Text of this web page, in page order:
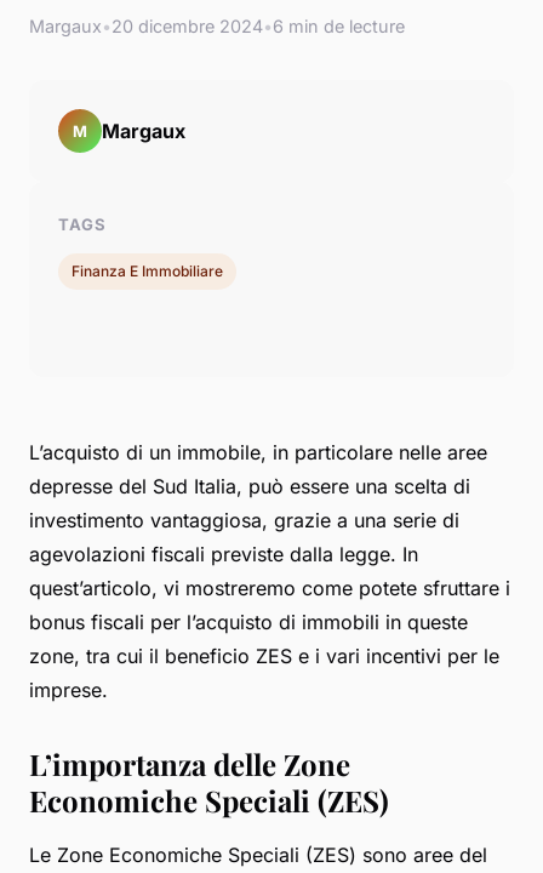
Margaux•20 dicembre 2024•6 min de lecture
L’acquisto di un immobile, in particolare nelle aree
depresse del Sud Italia, può essere una scelta di
investimento vantaggiosa, grazie a una serie di
agevolazioni fiscali previste dalla legge. In
quest’articolo, vi mostreremo come potete sfruttare i
bonus fiscali per l’acquisto di immobili in queste
zone, tra cui il beneficio ZES e i vari incentivi per le
imprese.
L’importanza delle Zone
Economiche Speciali (ZES)
Le Zone Economiche Speciali (ZES) sono aree del
M Margaux
TAGS
Finanza E Immobiliare